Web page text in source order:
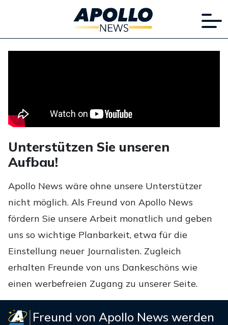
Unterstützen Sie unseren
Aufbau!
Apollo News wäre ohne unsere Unterstützer
nicht möglich. Als Freund von Apollo News
fördern Sie unsere Arbeit monatlich und geben
uns so wichtige Planbarkeit, etwa für die
Einstellung neuer Journalisten. Zugleich
erhalten Freunde von uns Dankeschöns wie
einen werbefreien Zugang zu unserer Seite.
Freund von Apollo News werden